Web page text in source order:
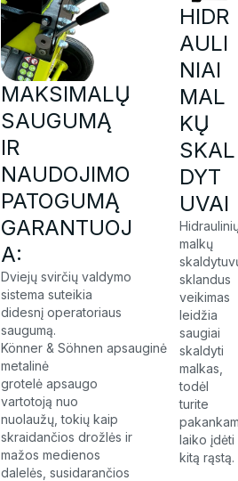
MAKSIMALŲ
SAUGUMĄ
IR
NAUDOJIMO
PATOGUMĄ
GARANTUOJ
A:
Dviejų svirčių valdymo
sistema suteikia
didesnį operatoriaus
saugumą.
Könner & Söhnen apsauginė
metalinė
grotelė apsaugo
vartotoją nuo
nuolaužų, tokių kaip
skraidančios drožlės ir
mažos medienos
dalelės, susidarančios
HIDR
AULI
NIAI
MAL
KŲ
SKAL
DYT
UVAI
malkų
sklandus
veikimas
leidžia
saugiai
skaldyti
malkas,
todėl
turite
laiko įdėti
kitą rąstą.